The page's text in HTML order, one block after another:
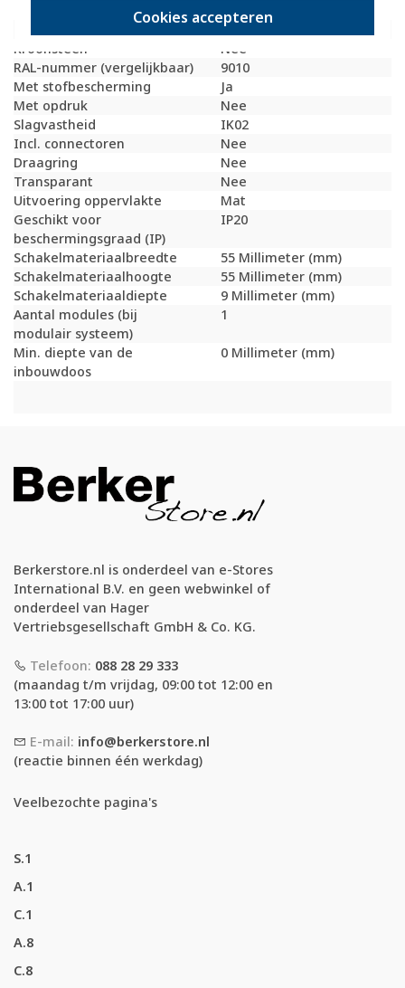
Cookies accepteren
schroef
Nee
Kroonsteen
Nee
RAL-nummer (vergelijkbaar)
9010
Met stofbescherming
Ja
Met opdruk
Nee
Slagvastheid
IK02
Incl. connectoren
Nee
Draagring
Nee
Transparant
Nee
Uitvoering oppervlakte
Mat
Geschikt voor
beschermingsgraad (IP)
IP20
Schakelmateriaalbreedte
55 Millimeter (mm)
Schakelmateriaalhoogte
55 Millimeter (mm)
Schakelmateriaaldiepte
9 Millimeter (mm)
Aantal modules (bij
modulair systeem)
1
Min. diepte van de
inbouwdoos
0 Millimeter (mm)
Berkerstore.nl is onderdeel van e-Stores
International B.V. en geen webwinkel of
onderdeel van Hager
Vertriebsgesellschaft GmbH & Co. KG.
Telefoon: 088 28 29 333
(maandag t/m vrijdag, 09:00 tot 12:00 en
13:00 tot 17:00 uur)
E-mail: info@berkerstore.nl
(reactie binnen één werkdag)
Veelbezochte pagina's
S.1
A.1
C.1
A.8
C.8